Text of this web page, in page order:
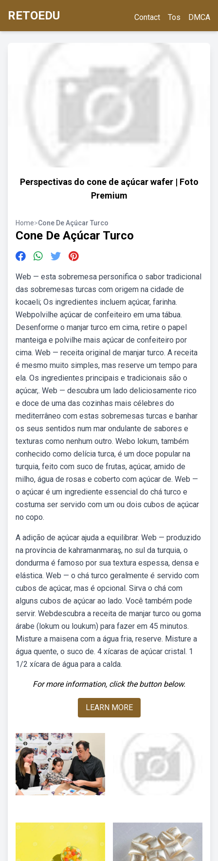
RETOEDU Contact Tos DMCA
Perspectivas do cone de açúcar wafer | Foto
Premium
Home>Cone De Açúcar Turco
Cone De Açúcar Turco
Web — esta sobremesa personifica o sabor tradicional
das sobremesas turcas com origem na cidade de
kocaeli; Os ingredientes incluem açúcar, farinha.
Webpolvilhe açúcar de confeiteiro em uma tábua.
Desenforme o manjar turco em cima, retire o papel
manteiga e polvilhe mais açúcar de confeiteiro por
cima. Web — receita original de manjar turco. A receita
é mesmo muito simples, mas reserve um tempo para
ela. Os ingredientes principais e tradicionais são o
açúcar,. Web — descubra um lado deliciosamente rico
e doce de uma das cozinhas mais célebres do
mediterrâneo com estas sobremesas turcas e banhar
os seus sentidos num mar ondulante de sabores e
texturas como nenhum outro. Webo lokum, também
conhecido como delícia turca, é um doce popular na
turquia, feito com suco de frutas, açúcar, amido de
milho, água de rosas e coberto com açúcar de. Web —
o açúcar é um ingrediente essencial do chá turco e
costuma ser servido com um ou dois cubos de açúcar
no copo.
A adição de açúcar ajuda a equilibrar. Web — produzido
na província de kahramanmaraş, no sul da turquia, o
dondurma é famoso por sua textura espessa, densa e
elástica. Web — o chá turco geralmente é servido com
cubos de açúcar, mas é opcional. Sirva o chá com
alguns cubos de açúcar ao lado. Você também pode
servir. Webdescubra a receita de manjar turco ou goma
árabe (lokum ou loukum) para fazer em 45 minutos.
Misture a maisena com a água fria, reserve. Misture a
água quente, o suco de. 4 xícaras de açúcar cristal. 1
1/2 xícara de água para a calda.
For more information, click the button below.
LEARN MORE